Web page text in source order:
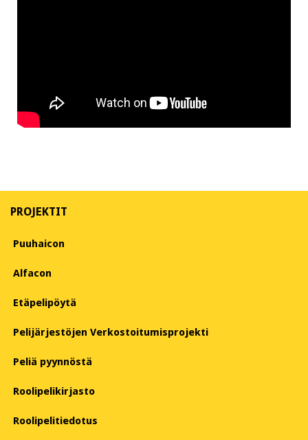
PROJEKTIT
Puuhaicon
Alfacon
Etäpelipöytä
Pelijärjestöjen Verkostoitumisprojekti
Peliä pyynnöstä
Roolipelikirjasto
Roolipelitiedotus